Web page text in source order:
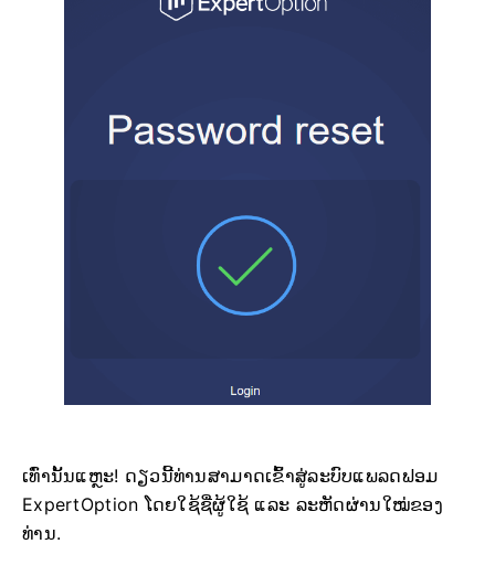
ເທົ່ານັ້ນແຫຼະ! ດຽວນີ້ທ່ານສາມາດເຂົ້າສູ່ລະບົບແພລດຟອມ
ExpertOption ໂດຍໃຊ້ຊື່ຜູ້ໃຊ້ ແລະ ລະຫັດຜ່ານໃໝ່ຂອງ
ທ່ານ.